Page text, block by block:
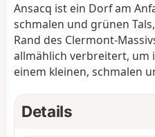
Ansacq ist ein Dorf am
schmalen und grünen
Rand des Clermont-
allmählich verbreitert, um
einem kleinen, schmalen
Details